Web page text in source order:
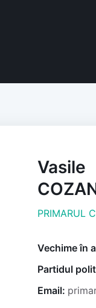
Vasile
PRIMARUL
Vechime în
Partidul
Email: